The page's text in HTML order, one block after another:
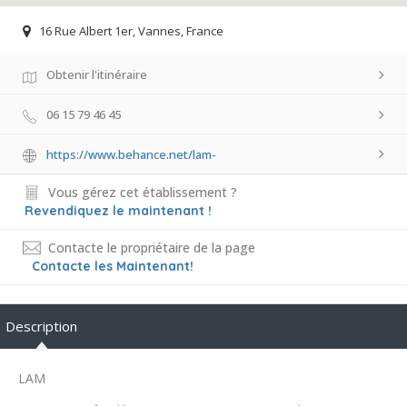
16 Rue Albert 1er, Vannes, France
Obtenir l'itinéraire
06 15 79 46 45
https://www.behance.net/lam-
Vous gérez cet établissement ?
Revendiquez le maintenant !
Contacte le propriétaire de la page
Contacte les Maintenant!
Description
LAM